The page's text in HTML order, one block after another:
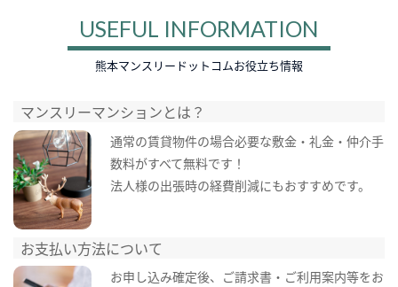
USEFUL INFORMATION
熊本マンスリードットコムお役立ち情報
マンスリーマンションとは？
通常の賃貸物件の場合必要な敷金・礼金・仲介手
数料がすべて無料です！
法人様の出張時の経費削減にもおすすめです。
お支払い方法について
お申し込み確定後、ご請求書・ご利用案内等をお